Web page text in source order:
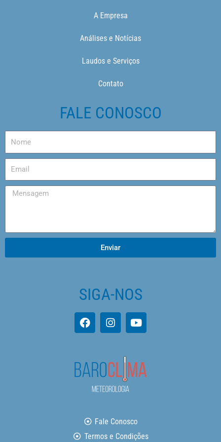
A Empresa
Análises e Notícias
Laudos e Serviços
Contato
FALE CONOSCO
Enviar
SIGA-NOS
Fale Conosco
Termos e Condições